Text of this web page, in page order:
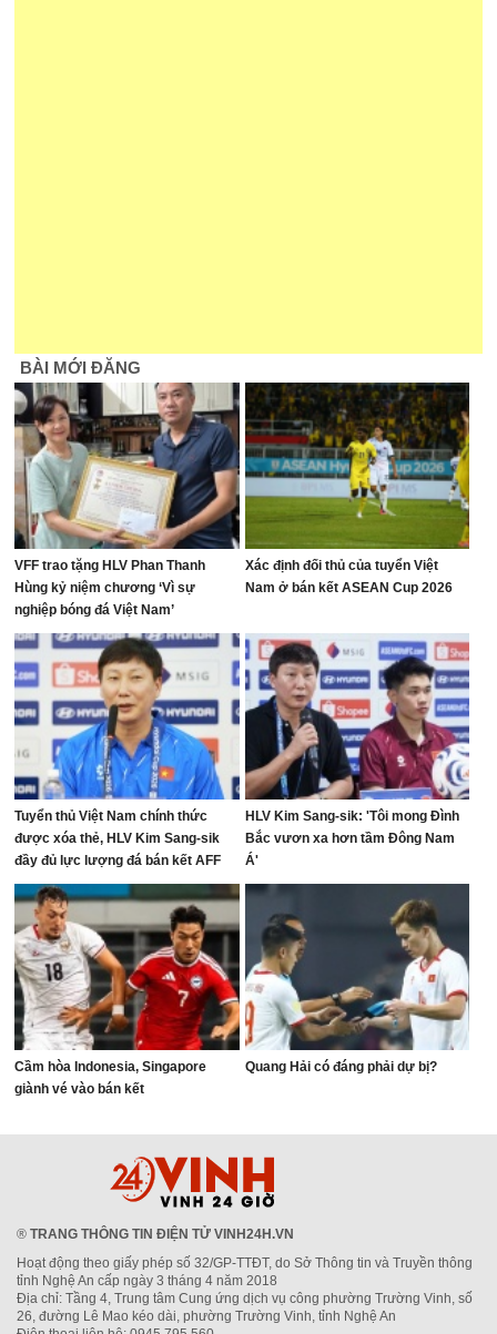
BÀI MỚI ĐĂNG
VFF trao tặng HLV Phan Thanh
Hùng kỷ niệm chương ‘Vì sự
nghiệp bóng đá Việt Nam’
Xác định đối thủ của tuyển Việt
Nam ở bán kết ASEAN Cup 2026
Tuyển thủ Việt Nam chính thức
được xóa thẻ, HLV Kim Sang-sik
đầy đủ lực lượng đá bán kết AFF
Cup
HLV Kim Sang-sik: 'Tôi mong Đình
Bắc vươn xa hơn tầm Đông Nam
Á'
Cầm hòa Indonesia, Singapore
giành vé vào bán kết
Quang Hải có đáng phải dự bị?
® TRANG THÔNG TIN ĐIỆN TỬ VINH24H.VN
Hoạt động theo giấy phép số 32/GP-TTĐT, do Sở Thông tin và Truyền thông
tỉnh Nghệ An cấp ngày 3 tháng 4 năm 2018
Địa chỉ: Tầng 4, Trung tâm Cung ứng dịch vụ công phường Trường Vinh, số
26, đường Lê Mao kéo dài, phường Trường Vinh, tỉnh Nghệ An